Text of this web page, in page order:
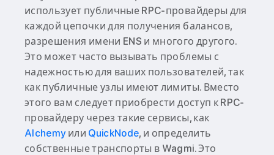
использует публичные RPC-провайдеры для
каждой цепочки для получения балансов,
разрешения имени ENS и многого другого.
Это может часто вызывать проблемы с
надежностью для ваших пользователей, так
как публичные узлы имеют лимиты. Вместо
этого вам следует приобрести доступ к RPC-
провайдеру через такие сервисы, как
Alchemy или QuickNode, и определить
собственные транспорты в Wagmi. Это